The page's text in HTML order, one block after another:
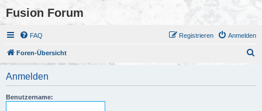
Fusion Forum
FAQ Anmelden
Registrieren
Foren-Übersicht
Anmelden
Benutzername: